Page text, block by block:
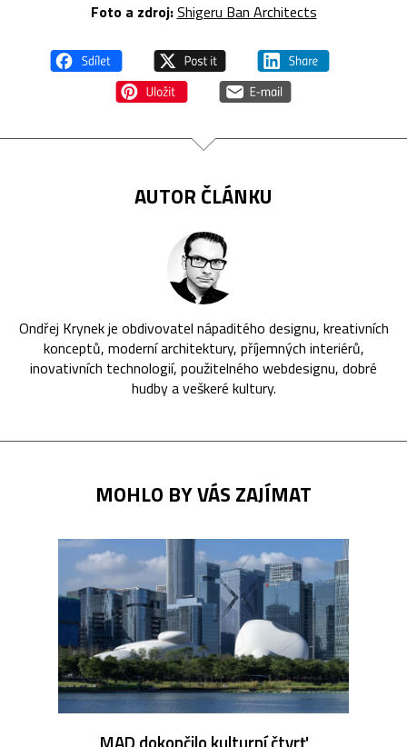
Foto a zdroj:Shigeru Ban Architects
AUTOR ČLÁNKU
Ondřej Krynek je obdivovatel nápaditého designu, kreativních
konceptů, moderní architektury, příjemných interiérů,
inovativních technologií, použitelného webdesignu, dobré
hudby a veškeré kultury.
MOHLO BY VÁS ZAJÍMAT